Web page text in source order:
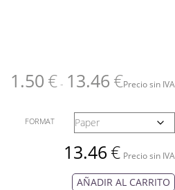
1.50 € - 13.46 €Precio sin IVA
FORMAT
13.46€ Precio sin IVA
AÑADIR AL CARRITO